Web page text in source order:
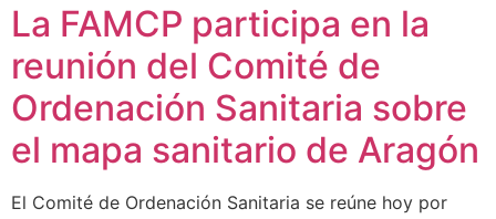
La FAMCP participa en la
reunión del Comité de
Ordenación Sanitaria sobre
el mapa sanitario de Aragón
El Comité de Ordenación Sanitaria se reúne hoy por